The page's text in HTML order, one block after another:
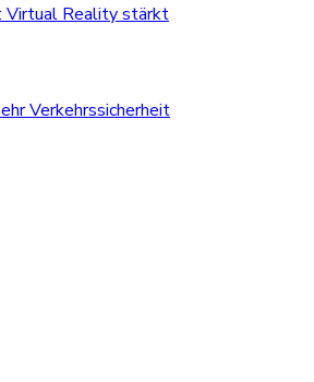
Virtual Reality stärkt
Verkehrssicherheit